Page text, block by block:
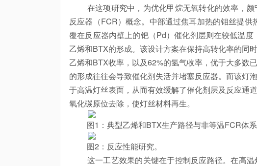
在这项研究中，为优化甲烷无氧转化的效率，颜
反应器（FCR）概念。中部通过焦耳加热的钼丝提
覆在反应器内壁上的钯（Pd）催化剂层则在较低温
乙烯和BTX的形成。该设计方案在保持高转化率的同
乙烯和BTX收率，以及62%的氢气收率，优于大多数
的形成往往会导致催化剂失活并堵塞反应器。而该灯
于高温灯丝表面，从而有效缓解了催化剂层及反应通
氧化碳原位去除，使灯丝材料再生。
图1：典型乙烯和BTX生产路径与非等温FCR体系
图2：反应性能研究。
这一工艺效果的关键在于控制反应路径。在高温